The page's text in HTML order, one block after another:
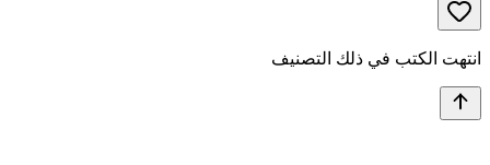
انتهت الكتب في ذلك التصنيف